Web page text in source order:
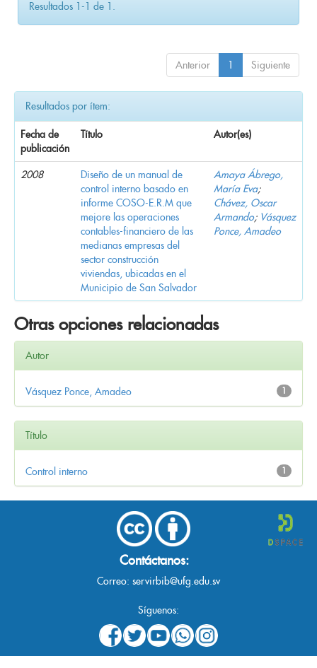
Resultados 1-1 de 1.
Anterior 1 Siguiente
Resultados por ítem:
Fecha de
publicación
Título Autor(es)
2008
Diseño de un manual de
control interno basado en
informe COSO-E.R.M que
mejore las operaciones
contables-financiero de las
medianas empresas del
sector construcción
viviendas, ubicadas en el
Municipio de San Salvador
Amaya Ábrego,
María Eva;
Chávez, Oscar
Armando; Vásquez
Ponce, Amadeo
Otras opciones relacionadas
Autor
1
Vásquez Ponce, Amadeo
Título
1
Control interno
Contáctanos:
Correo: servirbib@ufg.edu.sv
Síguenos: